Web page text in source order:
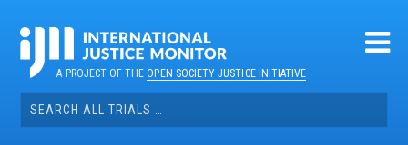
contentA PROJECT OF THEOPEN SOCIETY JUSTICE INITIATIVE
Search
for: